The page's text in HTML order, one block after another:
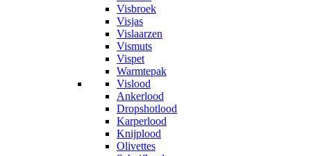
Visbroek
Visjas
Vislaarzen
Vismuts
Vispet
Warmtepak
Vislood
Ankerlood
Dropshotlood
Karperlood
Knijplood
Olivettes